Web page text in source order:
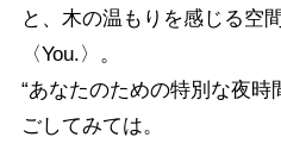
と、木の温もりを感じる空
〈You.〉。
“あなたのための特別な夜時
ごしてみては。